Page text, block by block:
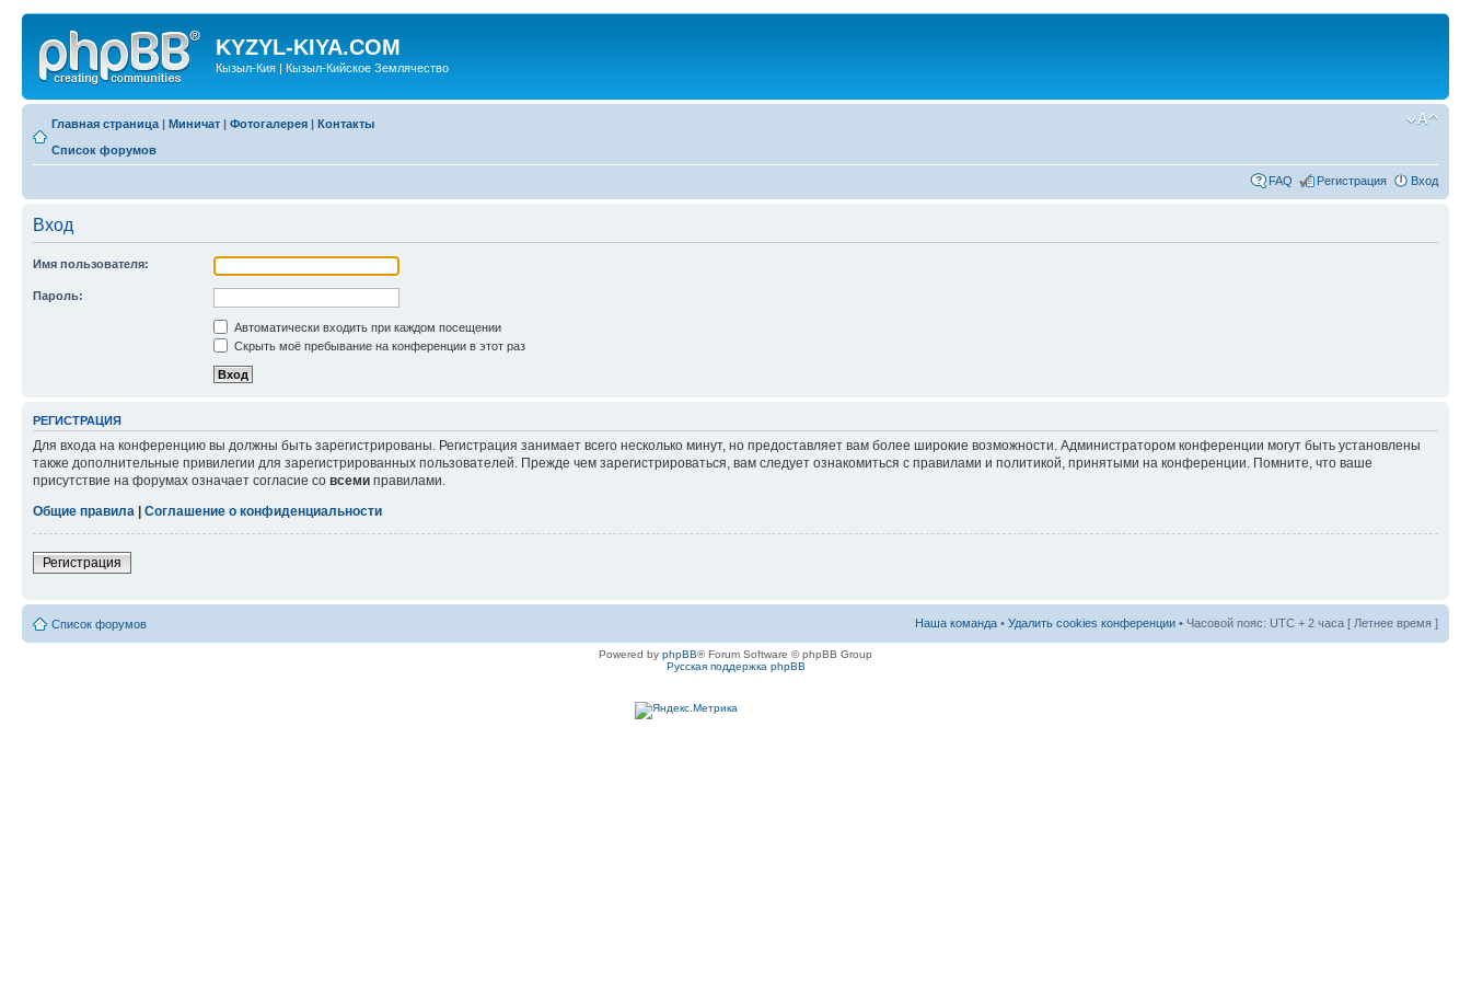
KYZYL-KIYA.COM
Кызыл-Кия | Кызыл-Кийское Землячество
Главная страница | Миничат | Фотогалерея | Контакты
Список форумов
FAQ Регистрация Вход
Вход
Имя пользователя:
Пароль:
Автоматически входить при каждом посещении
Скрыть моё пребывание на конференции в этот раз
РЕГИСТРАЦИЯ
Для входа на конференцию вы должны быть зарегистрированы. Регистрация занимает всего несколько минут, но предоставляет вам более широкие возможности. Администратором конференции могут быть установлены
также дополнительные привилегии для зарегистрированных пользователей. Прежде чем зарегистрироваться, вам следует ознакомиться с правилами и политикой, принятыми на конференции. Помните, что ваше
присутствие на форумах означает согласие со всеми правилами.
Общие правила
Соглашение о конфиденциальности
Регистрация
Список форумов Наша команда • Удалить cookies конференции • Часовой пояс: UTC + 2 часа [ Летнее время ]
Powered by phpBB® Forum Software © phpBB Group
Русская поддержка phpBB